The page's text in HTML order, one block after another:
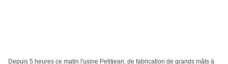
Depuis 5 heures ce matin l'usine Petitjean, de fabrication de grands mâts à